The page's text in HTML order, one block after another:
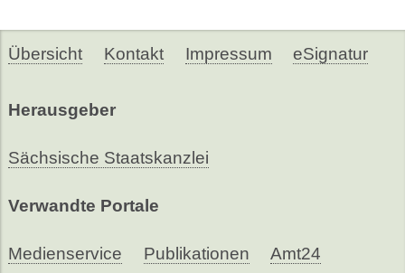
Übersicht Kontakt Impressum eSignatur
Herausgeber
Sächsische Staatskanzlei
Verwandte Portale
Medienservice Publikationen Amt24